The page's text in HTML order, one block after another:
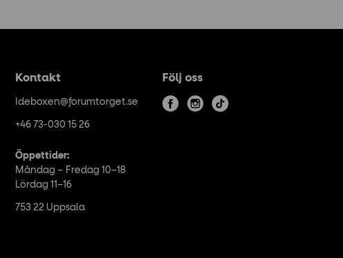
Kontakt
Ideboxen@forumtorget.se
+46 73-030 15 26
Öppettider:
Måndag – Fredag 10–18
Lördag 11–16
753 22 Uppsala
Följ oss
f
i
t